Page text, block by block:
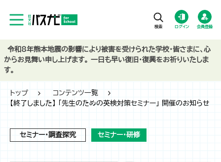
ログイン 会員登録
トップ
コンテンツ一覧
【終了しました】 「先生のための英検対策セミナー」 開催のお知らせ
セミナー・調査探究 セミナー・研修
令和8年熊本地震の影響により被害を受けられた学校・皆さまに、心
からお見舞い申し上げます。 一日も早い復旧・復興をお祈りいたしま
す。